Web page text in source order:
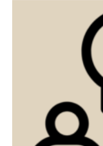
福音傳講與宣教
團契生活與禱告